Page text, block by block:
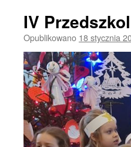
IV
Opublikowano 18 stycznia